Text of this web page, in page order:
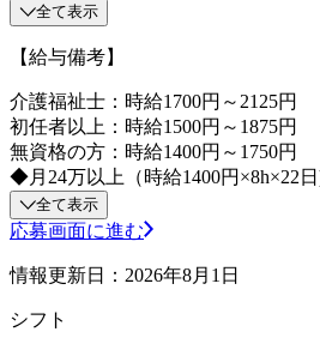
全て表示
【給与備考】
介護福祉士：時給1700円～2125円
初任者以上：時給1500円～1875円
無資格の方：時給1400円～1750円
◆月24万以上（時給1400円×8h×22
全て表示
応募画面に進む
情報更新日：2026年8月1日
シフト